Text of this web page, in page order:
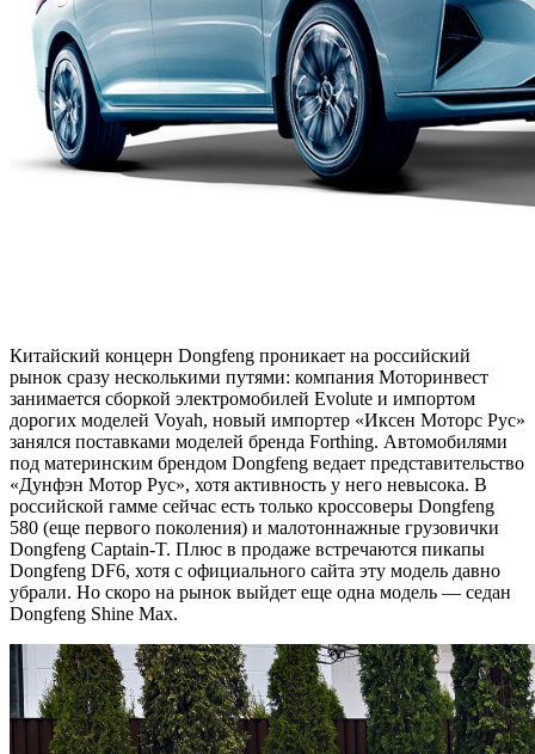
Китайский концерн Dongfeng проникает на российский
рынок сразу несколькими путями: компания Моторинвест
занимается сборкой электромобилей Evolute и импортом
дорогих моделей Voyah, новый импортер «Иксен Моторс Рус»
занялся поставками моделей бренда Forthing. Автомобилями
под материнским брендом Dongfeng ведает представительство
«Дунфэн Мотор Рус», хотя активность у него невысока. В
российской гамме сейчас есть только кроссоверы Dongfeng
580 (еще первого поколения) и малотоннажные грузовички
Dongfeng Captain-T. Плюс в продаже встречаются пикапы
Dongfeng DF6, хотя с официального сайта эту модель давно
убрали. Но скоро на рынок выйдет еще одна модель — седан
Dongfeng Shine Max.